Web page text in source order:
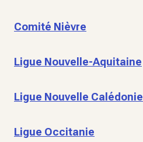
Comité Nièvre
Ligue Nouvelle-Aquitaine
Ligue Nouvelle Calédonie
Ligue Occitanie